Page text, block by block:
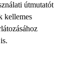
útmutatót
kellemes